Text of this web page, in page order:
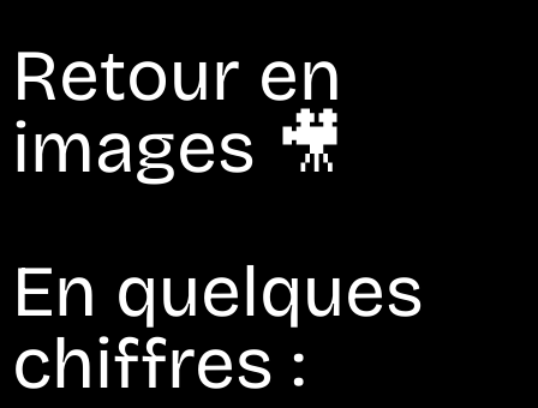
Retour en
images 🎥
En quelques
chiffres :